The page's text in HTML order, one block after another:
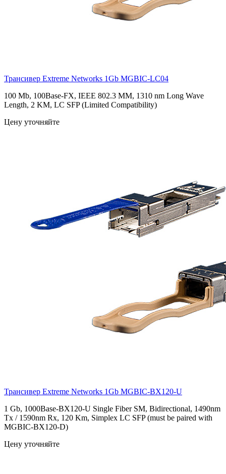
Трансивер Extreme Networks 1Gb MGBIC-LC04
100 Mb, 100Base-FX, IEEE 802.3 MM, 1310 nm Long Wave
Length, 2 KM, LC SFP (Limited Compatibility)
Цену уточняйте
Трансивер Extreme Networks 1Gb MGBIC-BX120-U
1 Gb, 1000Base-BX120-U Single Fiber SM, Bidirectional, 1490nm
Tx / 1590nm Rx, 120 Km, Simplex LC SFP (must be paired with
MGBIC-BX120-D)
Цену уточняйте